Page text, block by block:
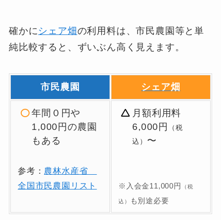
確かにシェア畑の利用料は、市民農園等と単
純比較すると、ずいぶん高く見えます。
市民農園 シェア畑
年間０円や
1,000円の農園
もある
参考： 農林水産省
全国市民農園リスト
月額利用料
6,000円
（税
込） 〜
※ 入会金11,000円 （税
込） も別途必要